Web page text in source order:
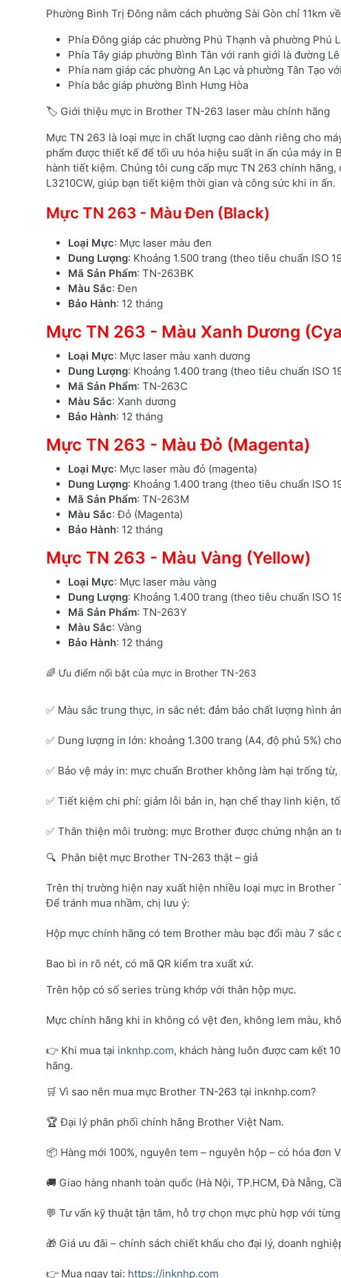
Phường Bình Trị Đông nằm cách phường Sài Gòn chỉ 11km
Phía Đông giáp các phường Phú Thạnh và phường Phú
Phía Tây giáp phường Bình Tân với ranh giới là đường
Phía nam giáp các phường An Lạc và phường Tân Tạo
Phía bắc giáp phường Bình Hưng Hòa
🏷️ Giới thiệu mực in Brother TN-263 laser màu chính hãng
Mực TN 263 là loại mực in chất lượng cao dành riêng cho
phẩm được thiết kế để tối ưu hóa hiệu suất in ấn của máy
hành tiết kiệm. Chúng tôi cung cấp mực TN 263 chính
L3210CW, giúp bạn tiết kiệm thời gian và công sức khi in ấn.
Mực TN 263 - Màu Đen (Black)
Loại Mực: Mực laser màu đen
Dung Lượng: Khoảng 1.500 trang (theo tiêu chuẩn ISO
Mã Sản Phẩm: TN-263BK
Màu Sắc: Đen
Bảo Hành: 12 tháng
Mực TN 263 - Màu Xanh Dương
Loại Mực: Mực laser màu xanh dương
Dung Lượng: Khoảng 1.400 trang (theo tiêu chuẩn ISO
Mã Sản Phẩm: TN-263C
Màu Sắc: Xanh dương
Bảo Hành: 12 tháng
Mực TN 263 - Màu Đỏ (Magenta)
Loại Mực: Mực laser màu đỏ (magenta)
Dung Lượng: Khoảng 1.400 trang (theo tiêu chuẩn ISO
Mã Sản Phẩm: TN-263M
Màu Sắc: Đỏ (Magenta)
Bảo Hành: 12 tháng
Mực TN 263 - Màu Vàng (Yellow)
Loại Mực: Mực laser màu vàng
Dung Lượng: Khoảng 1.400 trang (theo tiêu chuẩn ISO
Mã Sản Phẩm: TN-263Y
Màu Sắc: Vàng
Bảo Hành: 12 tháng
🌈 Ưu điểm nổi bật của mực in Brother TN-263
✅ Màu sắc trung thực, in sắc nét: đảm bảo chất lượng hình
✅ Dung lượng in lớn: khoảng 1.300 trang (A4, độ phủ 5%)
✅ Bảo vệ máy in: mực chuẩn Brother không làm hại trống
✅ Tiết kiệm chi phí: giảm lỗi bản in, hạn chế thay linh kiện,
✅ Thân thiện môi trường: mực Brother được chứng nhận an
🔍 Phân biệt mực Brother TN-263 thật – giả
Trên thị trường hiện nay xuất hiện nhiều loại mực in
Để tránh mua nhầm, chị lưu ý:
Hộp mực chính hãng có tem Brother màu bạc đổi màu 7 sắc
Bao bì in rõ nét, có mã QR kiểm tra xuất xứ.
Trên hộp có số series trùng khớp với thân hộp mực.
Mực chính hãng khi in không có vệt đen, không lem màu,
👉 Khi mua tại inknhp.com, khách hàng luôn được cam kết
hãng.
🛒 Vì sao nên mua mực Brother TN-263 tại inknhp.com?
🏆 Đại lý phân phối chính hãng Brother Việt Nam.
📦 Hàng mới 100%, nguyên tem – nguyên hộp – có hóa đơn
🚚 Giao hàng nhanh toàn quốc (Hà Nội, TP.HCM, Đà Nẵng,
💬 Tư vấn kỹ thuật tận tâm, hỗ trợ chọn mực phù hợp với
🎁 Giá ưu đãi – chính sách chiết khấu cho đại lý, doanh
👉 Mua ngay tại: https://inknhp.com